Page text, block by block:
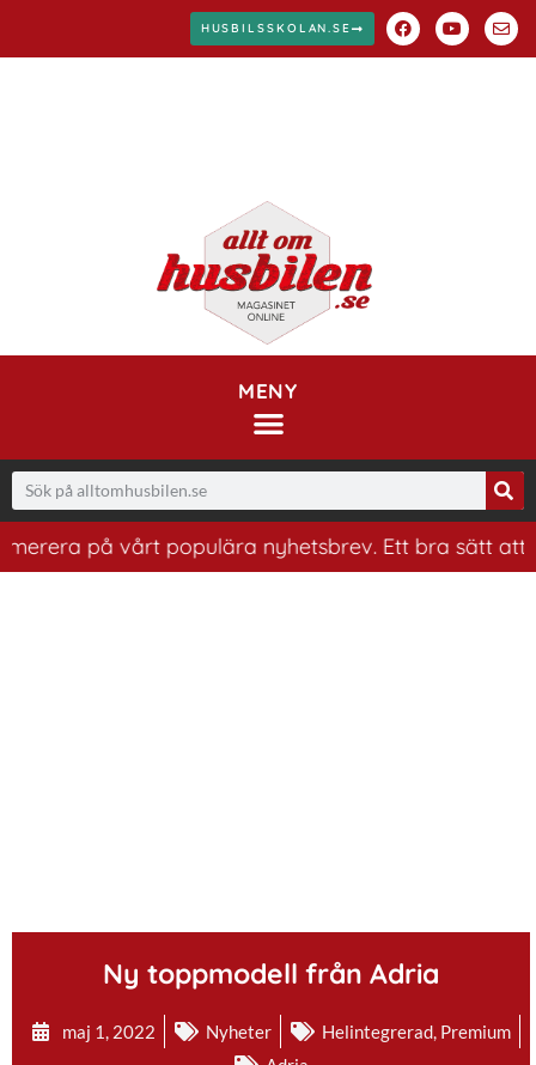
HUSBILSSKOLAN.SE
MENY
på vårt populära nyhetsbrev. Ett bra sätt att ha
Ny toppmodell från Adria
maj 1, 2022 Nyheter Helintegrerad, Premium